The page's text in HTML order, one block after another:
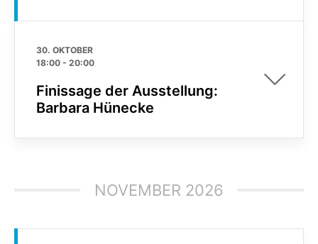
30. OKTOBER
18:00 - 20:00
Finissage der Ausstellung:
Barbara Hünecke
NOVEMBER 2026